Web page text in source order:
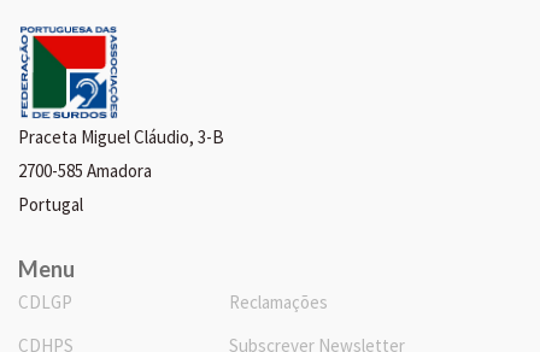
Praceta Miguel Cláudio, 3-B
2700-585 Amadora
Portugal
Menu
CDLGP
CDHPS
Reclamações
Subscrever Newsletter